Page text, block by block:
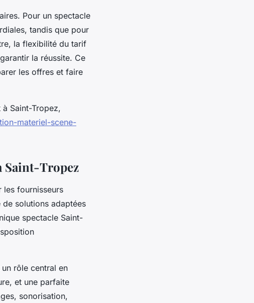
Pour un spectacle
tandis que pour
la flexibilité du tarif
la réussite. Ce
les offres et faire
Saint-Tropez,
materiel-scene-
Saint-Tropez
les fournisseurs
solutions adaptées
spectacle Saint-
rôle central en
et une parfaite
sonorisation,